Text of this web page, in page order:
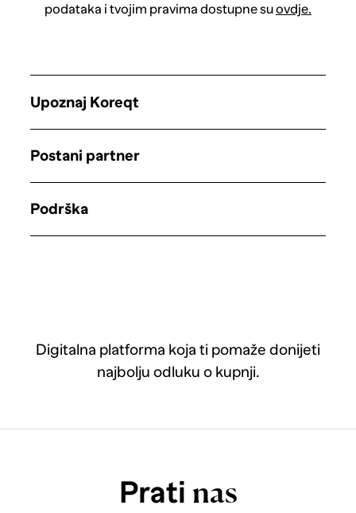
podataka i tvojim pravima dostupne suovdje.
Digitalna platforma koja ti pomaže donijeti
najbolju odluku o kupnji.
Upoznaj Koreqt
Postani partner
Podrška
Prati nas